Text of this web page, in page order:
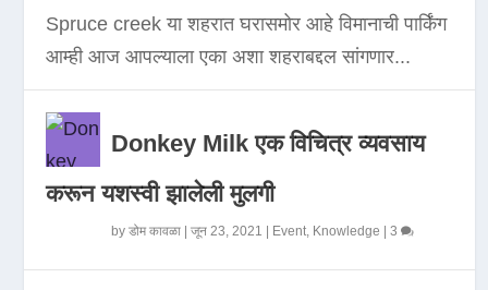
Spruce creek या शहरात घरासमोर आहे विमानाची पार्किंग
आम्ही आज आपल्याला एका अशा शहराबद्दल सांगणार...
Donkey Milk एक विचित्र व्यवसाय
करून यशस्वी झालेली मुलगी
byडोम कावळा |जून 23, 2021 Event, Knowledge |3